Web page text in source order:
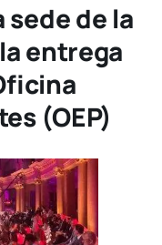
sede de la
entrega
(OEP)